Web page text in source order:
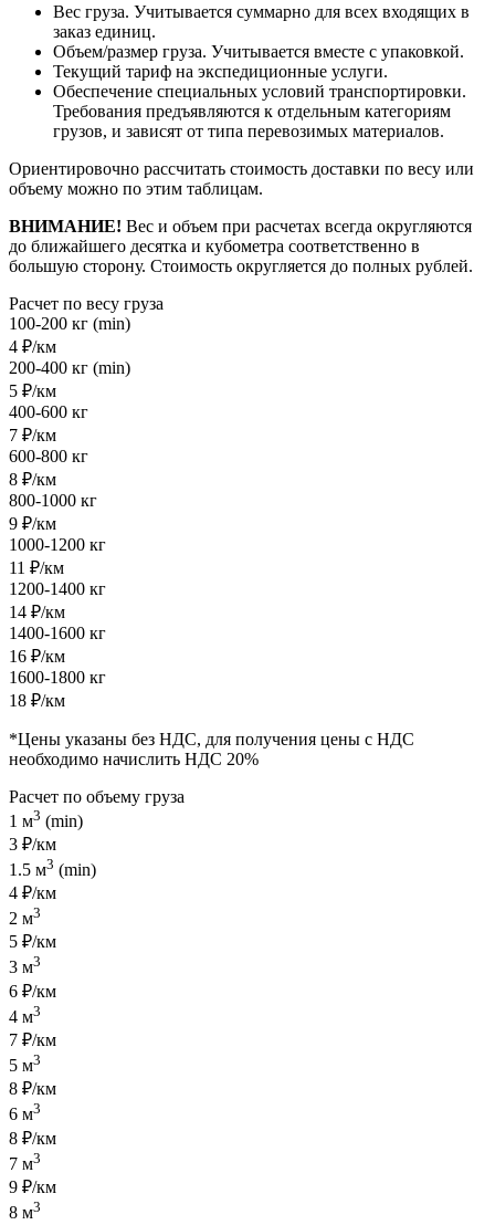
Вес груза. Учитывается суммарно для всех входящих в
заказ единиц.
Объем/размер груза. Учитывается вместе с упаковкой.
Текущий тариф на экспедиционные услуги.
Обеспечение специальных условий транспортировки.
Требования предъявляются к отдельным категориям
грузов, и зависят от типа перевозимых материалов.
Ориентировочно рассчитать стоимость доставки по весу или
объему можно по этим таблицам.
ВНИМАНИЕ! Вес и объем при расчетах всегда округляются
до ближайшего десятка и кубометра соответственно в
большую сторону. Стоимость округляется до полных рублей.
Расчет по весу груза
100-200 кг (min)
4 ₽/км
200-400 кг (min)
5 ₽/км
400-600 кг
7 ₽/км
600-800 кг
8 ₽/км
800-1000 кг
9 ₽/км
1000-1200 кг
11 ₽/км
1200-1400 кг
14 ₽/км
1400-1600 кг
16 ₽/км
1600-1800 кг
18 ₽/км
*Цены указаны без НДС, для получения цены с НДС
необходимо начислить НДС 20%
Расчет по объему груза
1 м3 (min)
3 ₽/км
1.5 м3 (min)
4 ₽/км
2 м3
5 ₽/км
3 м3
6 ₽/км
4 м3
7 ₽/км
5 м3
8 ₽/км
6 м3
8 ₽/км
7 м3
9 ₽/км
8 м3